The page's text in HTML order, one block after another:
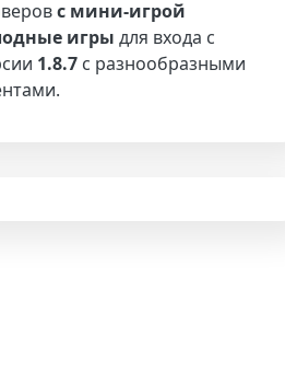
с мини-игрой
игры для входа с
1.8.7 с разнообразными